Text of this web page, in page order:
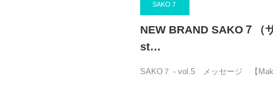
SAKO７
NEW BRAND SAKO７（
st…
SAKO７ - vol.5 メッセージ 【